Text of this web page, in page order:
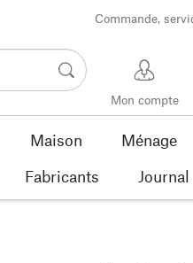
Commande,
Mon compte
Maison Ménage
Fabricants Journal